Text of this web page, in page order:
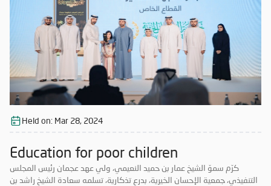
Held on: Mar 28, 2024
Education for poor children
كرّم سموّ الشيخ عمار بن حميد النعيمي، ولي عهد عجمان رئيس المجلس
التنفيذي، جمعية الإحسان الخيرية، بدرع تذكارية، تسلمه سعادة الشيخ راشد بن